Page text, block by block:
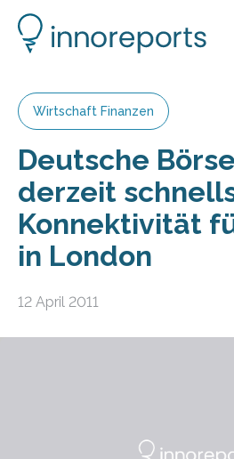
Wirtschaft Finanzen
Deutsche
derzeit
Konnektivität
in London
12 April 2011